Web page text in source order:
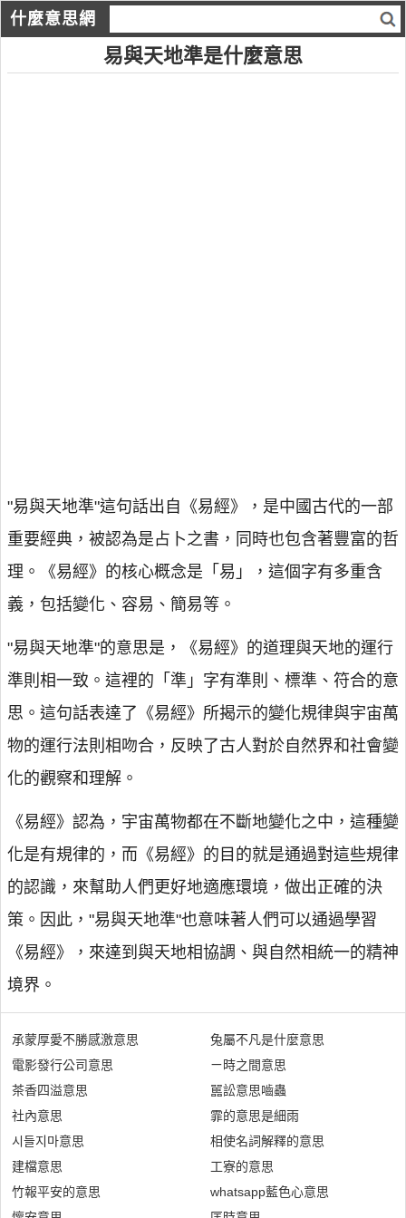
什麼意思網
易與天地準是什麼意思
"易與天地準"這句話出自《易經》，是中國古代的一部
重要經典，被認為是占卜之書，同時也包含著豐富的哲
理。《易經》的核心概念是「易」，這個字有多重含
義，包括變化、容易、簡易等。
"易與天地準"的意思是，《易經》的道理與天地的運行
準則相一致。這裡的「準」字有準則、標準、符合的意
思。這句話表達了《易經》所揭示的變化規律與宇宙萬
物的運行法則相吻合，反映了古人對於自然界和社會變
化的觀察和理解。
《易經》認為，宇宙萬物都在不斷地變化之中，這種變
化是有規律的，而《易經》的目的就是通過對這些規律
的認識，來幫助人們更好地適應環境，做出正確的決
策。因此，"易與天地準"也意味著人們可以通過學習
《易經》，來達到與天地相協調、與自然相統一的精神
境界。
承蒙厚愛不勝感激意思
電影發行公司意思
茶香四溢意思
社內意思
시들지마意思
建檔意思
竹報平安的意思
兔屬不凡是什麼意思
ㄧ時之間意思
嚚訟意思嚙蟲
霏的意思是細雨
相使名詞解釋的意思
工寮的意思
whatsapp藍色心意思